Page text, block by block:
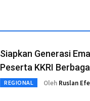
Siapkan Generasi
Peserta KKRI
REGIONAL Oleh Ruslan